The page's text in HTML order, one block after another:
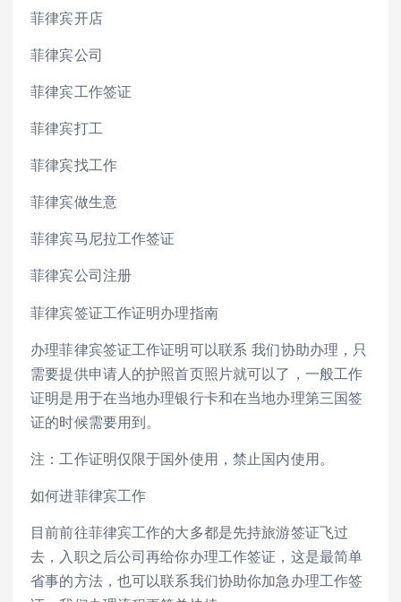
菲律宾开店
菲律宾公司
菲律宾工作签证
菲律宾打工
菲律宾找工作
菲律宾做生意
菲律宾马尼拉工作签证
菲律宾公司注册
菲律宾签证工作证明办理指南
办理菲律宾签证工作证明可以联系 我们协助办理，只
需要提供申请人的护照首页照片就可以了，一般工作
证明是用于在当地办理银行卡和在当地办理第三国签
证的时候需要用到。
注：工作证明仅限于国外使用，禁止国内使用。
如何进菲律宾工作
目前前往菲律宾工作的大多都是先持旅游签证飞过
去，入职之后公司再给你办理工作签证，这是最简单
省事的方法，也可以联系我们协助你加急办理工作签